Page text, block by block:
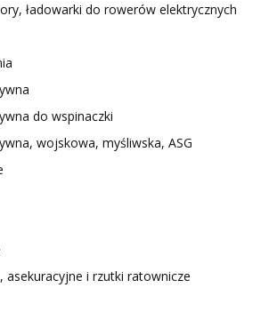
ładowarki do rowerów elektrycznych
do wspinaczki
wojskowa, myśliwska, ASG
asekuracyjne i rzutki ratownicze